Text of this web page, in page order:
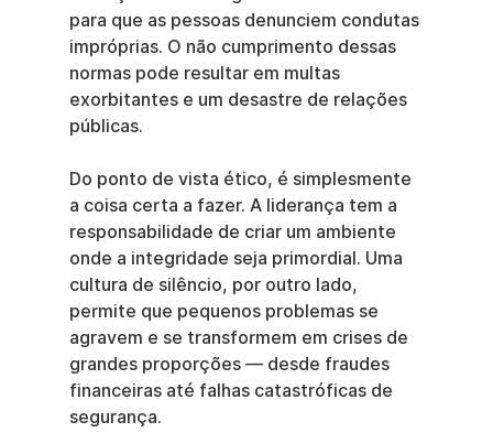
para que as pessoas denunciem condutas
impróprias. O não cumprimento dessas
normas pode resultar em multas
exorbitantes e um desastre de relações
públicas.
Do ponto de vista ético, é simplesmente
a coisa certa a fazer. A liderança tem a
responsabilidade de criar um ambiente
onde a integridade seja primordial. Uma
cultura de silêncio, por outro lado,
permite que pequenos problemas se
agravem e se transformem em crises de
grandes proporções — desde fraudes
financeiras até falhas catastróficas de
segurança.